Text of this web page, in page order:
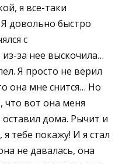
я все-таки
Я довольно быстро
с
за нее выскочила…
Я просто не верил
она мне снится… Но
что вот она меня
оставил дома. Рычит и
тебе покажу! И я стал
не давалась, она